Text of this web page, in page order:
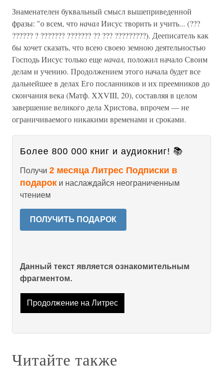
Знаменателен буквальный смысл вышеприведенной
фразы: "о всем, чтоначалИисус творить и учить... (???
?????? ? ??????? ??????? ?? ??? ?????????). Дееписатель как
бы хочет сказать, что всею своею земною деятельностью
Господь Иисус только ещеначал, положил начало Своим
делам и учению. Продолжением этого начала будет все
дальнейшее в делах Его посланников и их преемников до
скончания века (Матф. ХХVIII, 20), составляя в целом
завершение великого дела Христова, впрочем — не
ограничиваемого никакими временами и сроками.
Более 800 000 книг и аудиокниг! 📚
Получи 2 месяца Литрес Подписки в
подарок и наслаждайся неограниченным
чтением
ПОЛУЧИТЬ ПОДАРОК
Данный текст является ознакомительным
фрагментом.
Продолжение на Литрес
Читайте также